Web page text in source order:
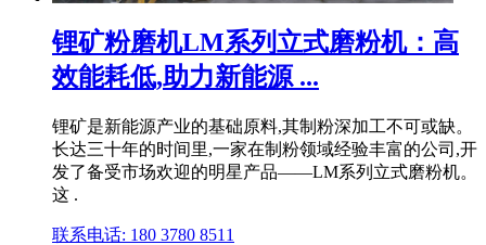
锂矿粉磨机LM系列立式磨粉机：高
效能耗低,助力新能源 ...
锂矿是新能源产业的基础原料,其制粉深加工不可或缺。
长达三十年的时间里,一家在制粉领域经验丰富的公司,开
发了备受市场欢迎的明星产品——LM系列立式磨粉机。
这 .
联系电话: 180 3780 8511